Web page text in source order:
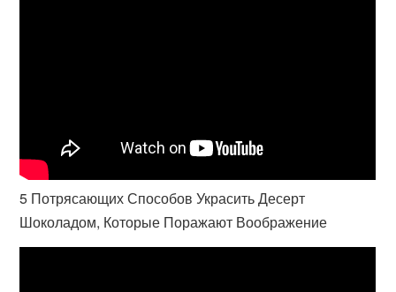
5 Потрясающих Способов Украсить Десерт
Шоколадом, Которые Поражают Воображение